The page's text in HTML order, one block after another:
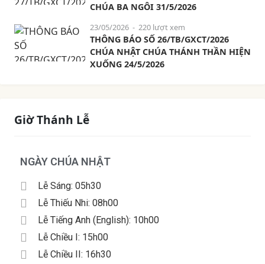
CHÚA BA NGÔI 31/5/2026
23/05/2026 - 220 lượt xem
THÔNG BÁO SỐ 26/TB/GXCT/2026
CHÚA NHẬT CHÚA THÁNH THẦN HIỆN
XUỐNG 24/5/2026
Giờ Thánh Lễ
NGÀY CHÚA NHẬT
Lễ Sáng: 05h30
Lễ Thiếu Nhi: 08h00
Lễ Tiếng Anh (English): 10h00
Lễ Chiều I: 15h00
Lễ Chiều II: 16h30